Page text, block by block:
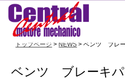
トップページ > NEWS > ベンツ ブレ
ベンツ ブレーキパ